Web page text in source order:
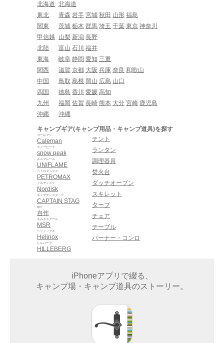
北海道 北海道
東北
青森 岩手 宮城 秋田 山形 福島
関東
茨城 栃木 群馬 埼玉 千葉 東京 神奈川
甲信越
山梨 新潟 長野
北陸
富山 石川 福井
東海
岐阜 静岡 愛知 三重
関西
滋賀 京都 大阪 兵庫 奈良 和歌山
中国
鳥取 島根 岡山 広島 山口
四国
徳島 香川 愛媛 高知
九州
福岡 佐賀 長崎 熊本 大分 宮崎 鹿児島
沖縄
沖縄
キャンプギア(キャンプ用品・キャンプ道具)を探す
Caleman
コールマン
snow peak
スノーピーク
UNIFLAME
ユニフレーム
PETROMAX
ペトロマックス
Nordisk
ノルディスク
CAPTAIN STAG
キャプテンスタッグ
自作
DIY
MSR
エムエスアール
Helinox
ヘリノックス
HILLEBERG
ヒルバーグ
テント
ランタン
調理器具
焚火台
ダッチオーブン
スキレット
タープ
チェア
テーブル
バーナー・コンロ
iPhoneアプリで綴る、
キャンプ場・キャンプ道具のストーリー。